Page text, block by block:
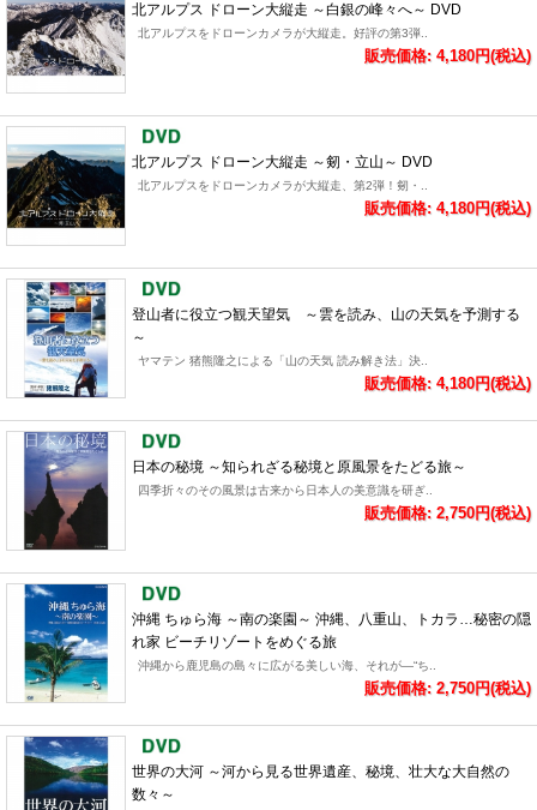
北アルプス ドローン大縦走 ～白銀の峰々へ～ DVD
北アルプスをドローンカメラが大縦走。好評の第3弾..
販売価格: 4,180円(税込)
北アルプス ドローン大縦走 ～剱・立山～ DVD
北アルプスをドローンカメラが大縦走、第2弾！剱・..
販売価格: 4,180円(税込)
登山者に役立つ観天望気 ～雲を読み、山の天気を予測する
～
ヤマテン 猪熊隆之による「山の天気 読み解き法」決..
販売価格: 4,180円(税込)
日本の秘境 ～知られざる秘境と原風景をたどる旅～
四季折々のその風景は古来から日本人の美意識を研ぎ..
販売価格: 2,750円(税込)
沖縄 ちゅら海 ～南の楽園～ 沖縄、八重山、トカラ…秘密の隠
れ家 ビーチリゾートをめぐる旅
沖縄から鹿児島の島々に広がる美しい海、それが―“ち..
販売価格: 2,750円(税込)
世界の大河 ～河から見る世界遺産、秘境、壮大な大自然の
数々～